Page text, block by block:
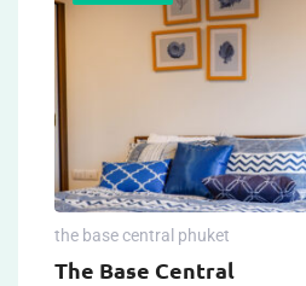
the base central phuket
The Base Central